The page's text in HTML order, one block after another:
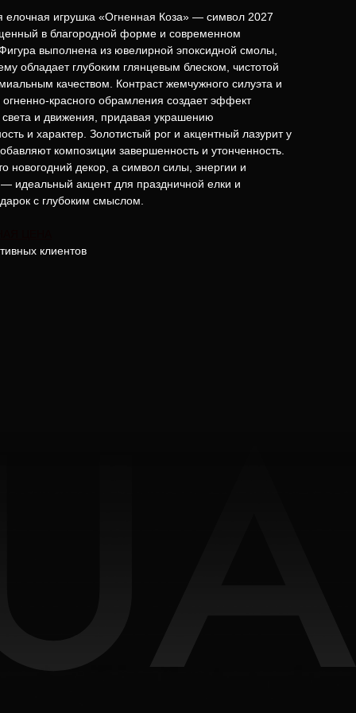
елочная игрушка «Огненная Коза» — символ 2027
в благородной форме и современном
выполнена из ювелирной эпоксидной смолы,
обладает глубоким глянцевым блеском, чистотой
качеством. Контраст жемчужного силуэта и
огненно-красного обрамления создает эффект
света и движения, придавая украшению
и характер. Золотистый рог и акцентный лазурит у
композиции завершенность и утонченность.
новогодний декор, а символ силы, энергии и
идеальный акцент для праздничной елки и
с глубоким смыслом.
клиентов